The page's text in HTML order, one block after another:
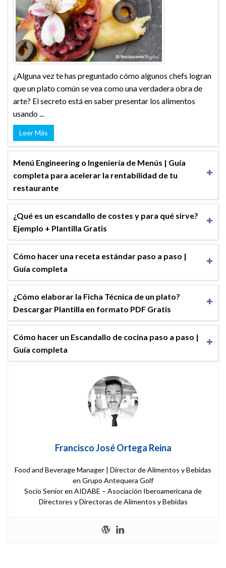
¿Alguna vez te has preguntado cómo algunos chefs logran
que un plato común se vea como una verdadera obra de
arte? El secreto está en saber presentar los alimentos
usando ...
Leer Más
Menú Engineering o Ingeniería de Menús | Guía
completa para acelerar la rentabilidad de tu
restaurante
¿Qué es un escandallo de costes y para qué sirve?
Ejemplo + Plantilla Gratis
Cómo hacer una receta estándar paso a paso |
Guía completa
¿Cómo elaborar la Ficha Técnica de un plato?
Descargar Plantilla en formato PDF Gratis
Cómo hacer un Escandallo de cocina paso a paso |
Guía completa
Francisco José Ortega Reina
Food and Beverage Manager | Director de Alimentos y Bebidas
en Grupo Antequera Golf
Socio Senior en AIDABE – Asociación Iberoamericana de
Directores y Directoras de Alimentos y Bebidas